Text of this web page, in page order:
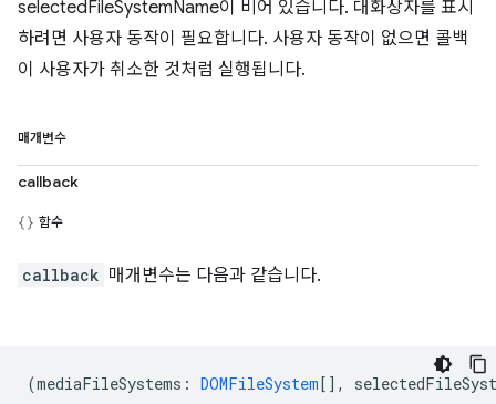
selectedFileSystemName이 비어 있습니다. 대화상자를 표시
하려면 사용자 동작이 필요합니다. 사용자 동작이 없으면 콜백
이 사용자가 취소한 것처럼 실행됩니다.
매개변수
callback
함수
callback 매개변수는 다음과 같습니다.
(mediaFileSystems : DOMFileSystem[],